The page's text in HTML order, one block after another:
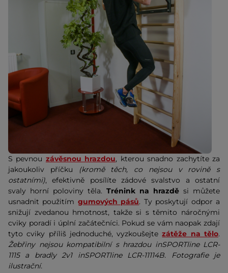
S pevnou závěsnou hrazdou, kterou snadno zachytíte za
jakoukoliv příčku
(kromě těch, co nejsou v rovině s
ostatními), efektivně posílíte zádové svalstvo a ostatní
svaly horní poloviny těla. Trénink na hrazdě si můžete
usnadnit použitím gumových pásů. Ty poskytují odpor a
snižují zvedanou hmotnost, takže si s těmito náročnými
cviky poradí i úplní začátečníci. Pokud se vám naopak zdají
tyto cviky příliš jednoduché, vyzkoušejtezátěže na tělo.
Žebřiny nejsou kompatibilní s hrazdou inSPORTline LCR-
1115 a bradly 2v1 inSPORTline LCR-11114B. Fotografie je
ilustrační.